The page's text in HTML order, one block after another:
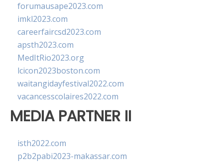
forumausape2023.com
imkl2023.com
careerfaircsd2023.com
apsth2023.com
MedItRio2023.org
lcicon2023boston.com
waitangidayfestival2022.com
vacancesscolaires2022.com
MEDIA PARTNER II
isth2022.com
p2b2pabi2023-makassar.com